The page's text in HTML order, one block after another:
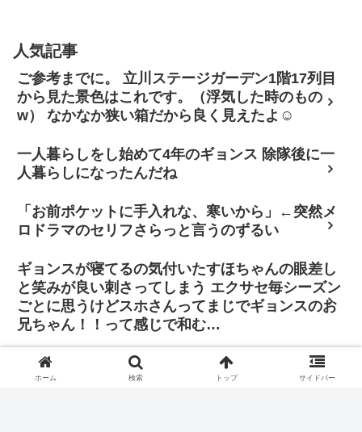
人気記事
ご参考までに。 立川ステージガーデン1階17列目
から見た景色はこれです。（浮気した時のもの
w） なかなか狭い箱だから良く見えたよ☺
一人暮らしをし始めて4年のギョンス 除隊後に一
人暮らしになったんだね
「お前ポケットに手入れな、寒いから」←突然メ
ロドラマのセリフさらっと言うのずるい
ギョンスが寝てるの気付いたすほちゃんの眼差し
と笑みが良い刺さってしまう エクサセ毎シーズン
ごとに思うけどスホさんってまじでギョンスのお
兄ちゃん！！って感じで和む…
「その判断に振り回されたくはありません。僕は
自分の立ち位置で全力を尽くし、歌手と俳優双方
ホーム 検索 トップ サイドバー